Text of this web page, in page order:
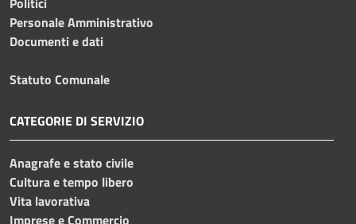
Personale Amministrativo
Documenti e dati
Statuto Comunale
CATEGORIE DI SERVIZIO
Anagrafe e stato civile
Cultura e tempo libero
Vita lavorativa
Imprese e Commercio